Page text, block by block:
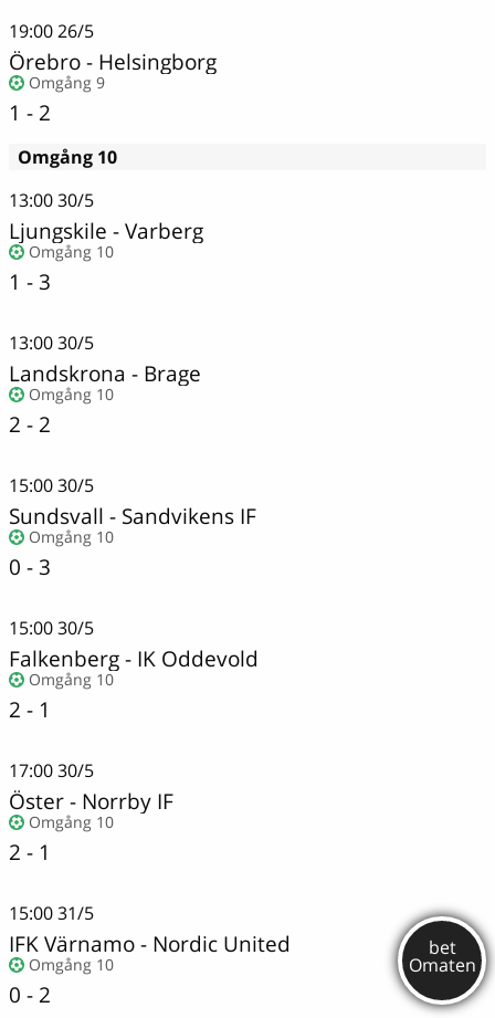
19:0026/5
Örebro- Helsingborg
Omgång 9
1 - 2
Omgång 10
13:0030/5
Ljungskile -Varberg
Omgång 10
1 - 3
13:0030/5
Landskrona - Brage
Omgång 10
2 - 2
15:0030/5
Sundsvall - Sandvikens IF
Omgång 10
0 - 3
15:0030/5
Falkenberg- IK Oddevold
Omgång 10
2 - 1
17:0030/5
Öster- Norrby IF
Omgång 10
2 - 1
15:0031/5
IFK Värnamo- Nordic United
Omgång 10
0 - 2